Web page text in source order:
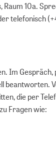
10a.
telefonisch
Im
beantworten.
die per
Fragen wie: